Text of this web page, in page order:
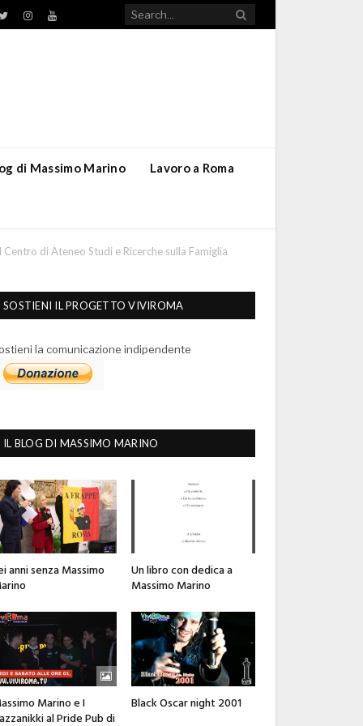
TwitterInstagramYouTube
di Massimo Marino Lavoro a Roma
di Ateneo Studi e Ricerche sulla Famiglia
SOSTIENI IL PROGETTO VIVIROMA
la comunicazione indipendente
IL BLOG DI MASSIMO MARINO
anni senza Massimo
Un libro con dedica a
Massimo Marino
Marino e I
al Pride Pub di
Black Oscar night 2001